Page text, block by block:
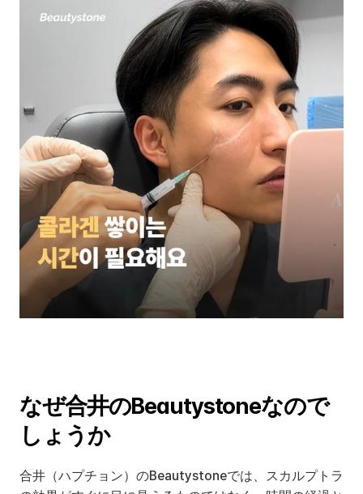
なぜ合井のBeautystoneなので
しょうか
合井（ハプチョン）のBeautystoneでは、スカルプトラ